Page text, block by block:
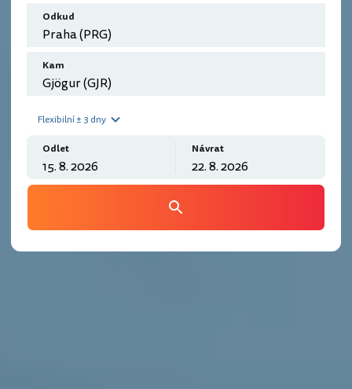
Odkud
Kam
Flexibilní ± 3 dny
Odlet Návrat